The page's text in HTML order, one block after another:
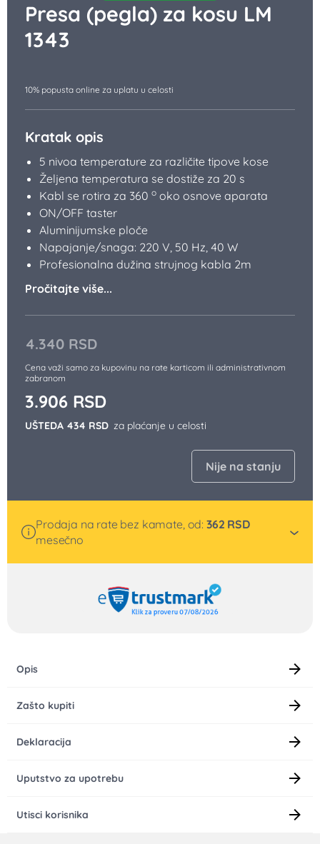
Presa (pegla) za kosu LM
1343
10% popusta online za uplatu u celosti
4.340 RSD
Cena važi samo za kupovinu na rate karticom ili administrativnom
zabranom
3.906 RSD
UŠTEDA 434 RSD za plaćanje u celosti
Kratak opis
5 nivoa temperature za različite tipove kose
Željena temperatura se dostiže za 20 s
Kabl se rotira za 360 o oko osnove aparata
ON/OFF taster
Aluminijumske ploče
Napajanje/snaga: 220 V, 50 Hz, 40 W
Profesionalna dužina strujnog kabla 2m
Pročitajte više...
Nije na stanju
Prodaja na rate bez kamate, od: 362 RSD
mesečno
Opis
Zašto kupiti
Deklaracija
Uputstvo za upotrebu
Utisci korisnika